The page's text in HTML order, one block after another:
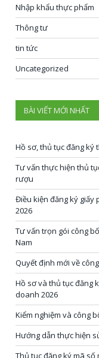
Nhập khẩu thực phẩm
Thông tư
tin tức
Uncategorized
BÀI VIẾT MỚI NHẤT
Hồ sơ, thủ tục đăng ký
Tư vấn thực hiện thủ
rượu
Điều kiện đăng ký giấy
2026
Tư vấn trọn gói công
Nam
Quyết định mới về
Hồ sơ và thủ tục đăng
doanh 2026
Kiểm nghiệm và công
Hướng dẫn thực hiện
Thủ tục đăng ký mã